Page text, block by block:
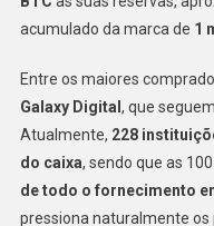
acumulado da marca de 1
Entre os maiores
Galaxy Digital , que
Atualmente, 228
do caixa, sendo que as
de todo o fornecimento
pressiona naturalmente os